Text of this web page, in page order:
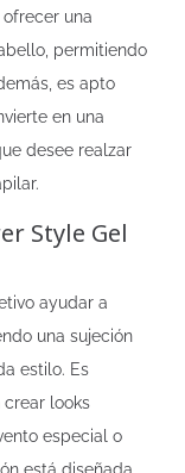
una
permitiendo
es apto
en una
desee realzar
Style Gel
ayudar a
una sujeción
estilo. Es
looks
especial o